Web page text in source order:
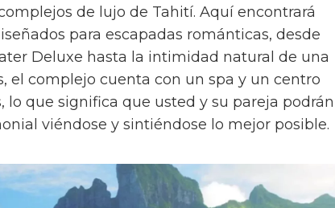
de lujo de Tahití. Aquí encontrará
para escapadas románticas, desde
Deluxe hasta la intimidad natural de una
el complejo cuenta con un spa y un centro
lo que significa que usted y su pareja podrán
viéndose y sintiéndose lo mejor posible.